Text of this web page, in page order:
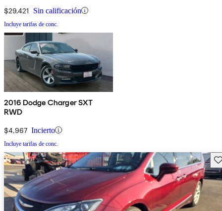
$29,421 Sin calificación
Incluye tarifas de conc.
2016 Dodge Charger SXT
RWD
$4,967 Incierto
Incluye tarifas de conc.